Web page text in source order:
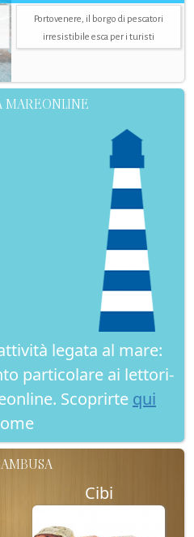
Portovenere, il borgo di pescatori
irresistibile esca per i turisti
legata al mare:
particolare ai lettori-
Scoprirte qui
Cibi